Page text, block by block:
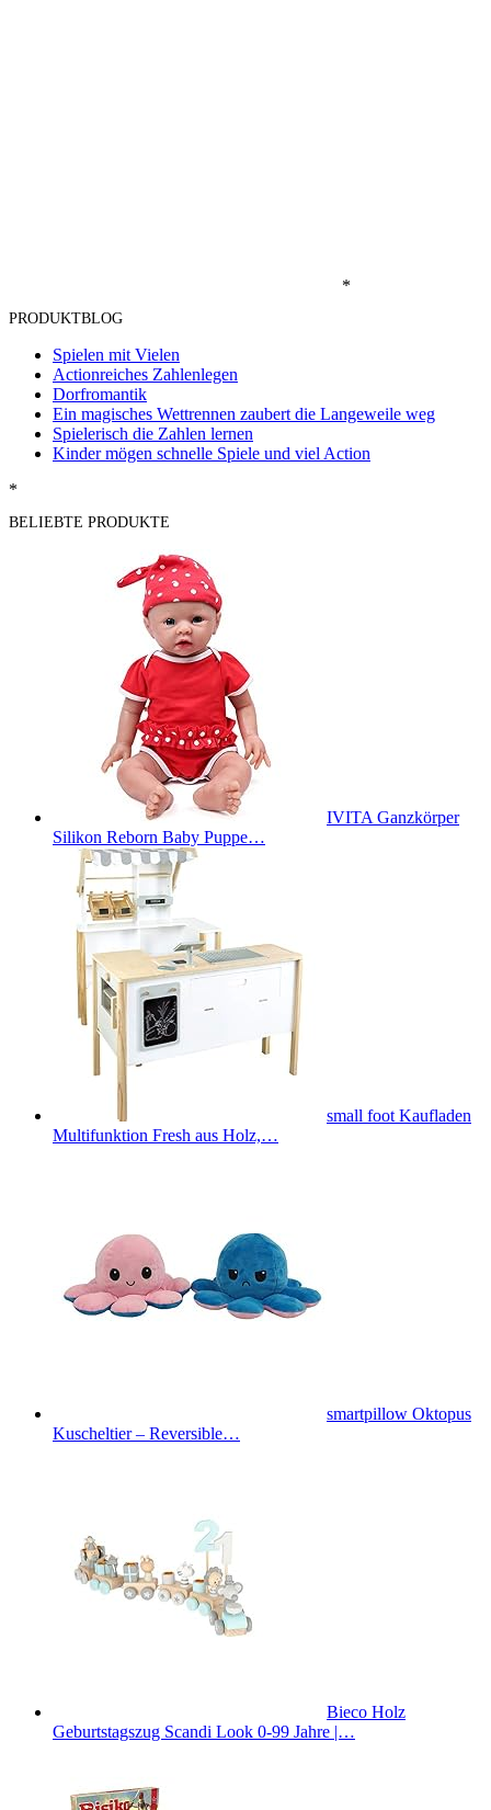
*
PRODUKTBLOG
Spielen mit Vielen
Actionreiches Zahlenlegen
Dorfromantik
Ein magisches Wettrennen zaubert die Langeweile weg
Spielerisch die Zahlen lernen
Kinder mögen schnelle Spiele und viel Action
*
BELIEBTE PRODUKTE
IVITA Ganzkörper
Silikon Reborn Baby Puppe…
small foot Kaufladen
Multifunktion Fresh aus Holz,…
smartpillow Oktopus
Kuscheltier – Reversible…
Bieco Holz
Geburtstagszug Scandi Look 0-99 Jahre |…